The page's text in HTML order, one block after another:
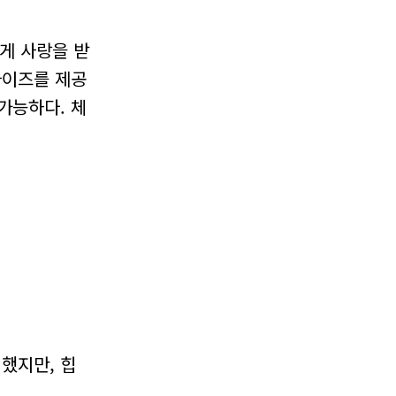
사랑을 받
즈를 제공
능하다. 체
지만, 힙